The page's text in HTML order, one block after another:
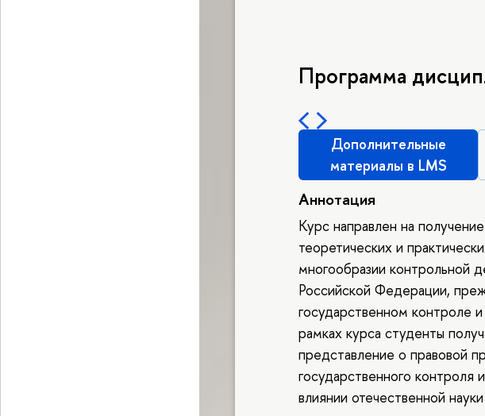
Программа
Дополнительные
материалы в LMS
Аннотация
Курс направлен на
теоретических и
многообразии контрольной
Российской Федерации,
государственном контроле
рамках курса студенты
представление о правовой
государственного контроля
влиянии отечественной науки